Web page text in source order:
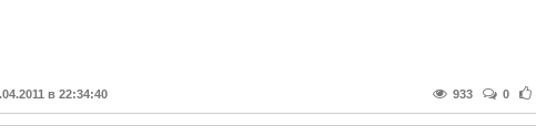
в 22:34:40 933 0